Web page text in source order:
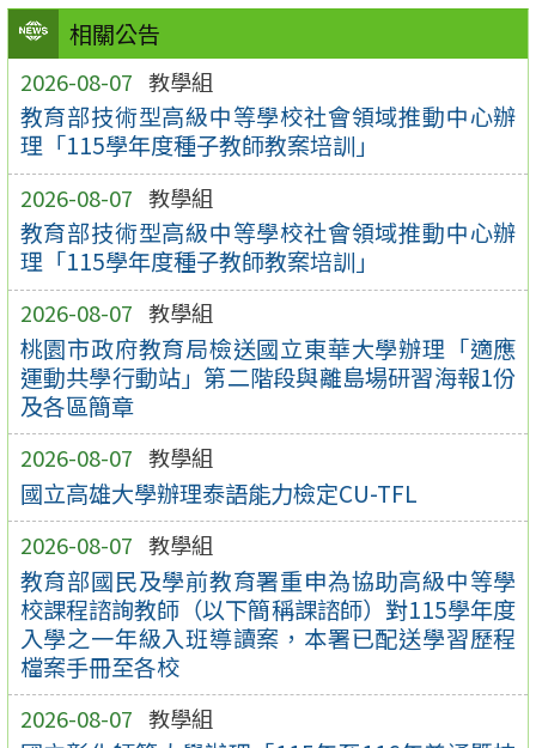
相關公告
2026-08-07 教學組
教育部技術型高級中等學校社會領域推動中心辦
理「115學年度種子教師教案培訓」
2026-08-07 教學組
教育部技術型高級中等學校社會領域推動中心辦
理「115學年度種子教師教案培訓」
2026-08-07 教學組
桃園市政府教育局檢送國立東華大學辦理「適應
運動共學行動站」第二階段與離島場研習海報1份
及各區簡章
2026-08-07 教學組
國立高雄大學辦理泰語能力檢定CU-TFL
2026-08-07 教學組
教育部國民及學前教育署重申為協助高級中等學
校課程諮詢教師（以下簡稱課諮師）對115學年度
入學之一年級入班導讀案，本署已配送學習歷程
檔案手冊至各校
2026-08-07 教學組